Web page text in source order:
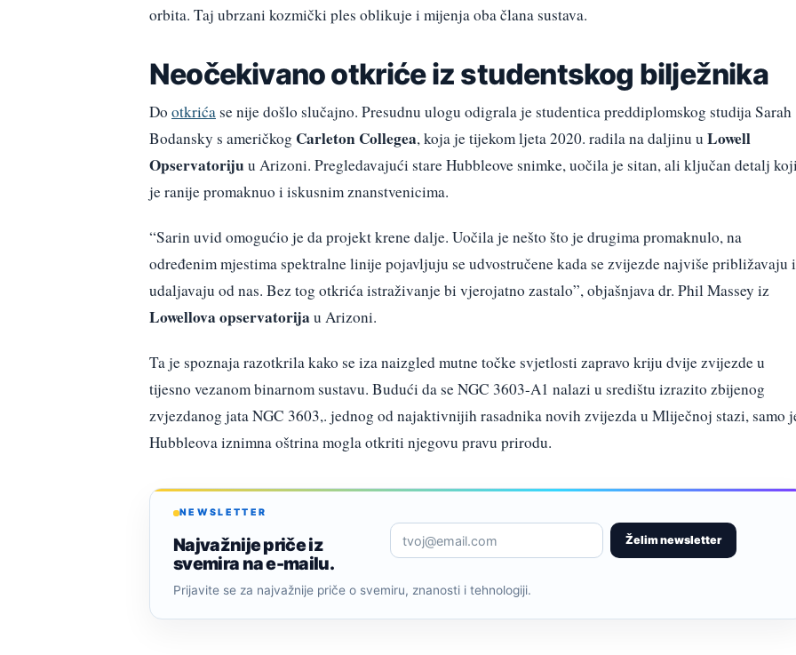
orbita. Taj ubrzani kozmički ples oblikuje i mijenja oba člana sustava.
Neočekivano otkriće iz studentskog bilježnika
Do otkrićase nije došlo slučajno. Presudnu ulogu odigrala je studentica preddiplomskog studija Sarah
Bodansky s američkog Carleton Collegea, koja je tijekom ljeta 2020. radila na daljinu u Lowell
Opservatorijuu Arizoni. Pregledavajući stare Hubbleove snimke, uočila je sitan, ali ključan detalj
je ranije promaknuo i iskusnim znanstvenicima.
“Sarin uvid omogućio je da projekt krene dalje. Uočila je nešto što je drugima promaknulo, na
određenim mjestima spektralne linije pojavljuju se udvostručene kada se zvijezde najviše približavaju
udaljavaju od nas. Bez tog otkrića istraživanje bi vjerojatno zastalo”, objašnjava dr. Phil Massey iz
Lowellova opservatorija u Arizoni.
Ta je spoznaja razotkrila kako se iza naizgled mutne točke svjetlosti zapravo kriju dvije zvijezde u
tijesno vezanom binarnom sustavu. Budući da se NGC 3603-A1 nalazi u središtu izrazito zbijenog
zvjezdanog jata NGC 3603,. jednog od najaktivnijih rasadnika novih zvijezda u Mliječnoj stazi, samo
Hubbleova iznimna oštrina mogla otkriti njegovu pravu prirodu.
NEWSLETTER
Najvažnije priče iz
svemira na e-mailu.
Želim newsletter
Prijavite se za najvažnije priče o svemiru, znanosti i tehnologiji.